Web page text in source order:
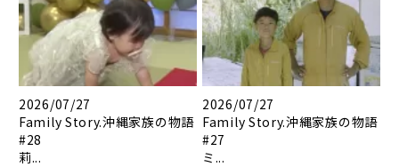
2026/07/27
Family Story.沖縄家族の物語
#28
莉...
2026/07/27
Family Story.沖縄家族の物語
#27
ミ...